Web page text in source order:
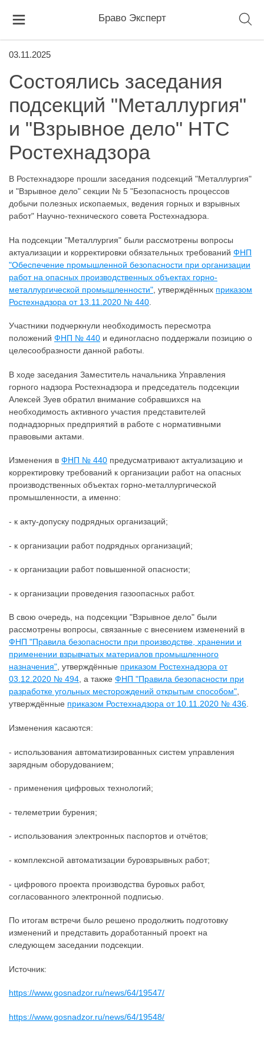
Браво Эксперт
03.11.2025
Состоялись заседания
подсекций "Металлургия"
и "Взрывное дело" НТС
Ростехнадзора
В Ростехнадзоре прошли заседания подсекций "Металлургия"
и "Взрывное дело" секции № 5 "Безопасность процессов
добычи полезных ископаемых, ведения горных и взрывных
работ" Научно-технического совета Ростехнадзора.
На подсекции "Металлургия" были рассмотрены вопросы
актуализации и корректировки обязательных требований ФНП
"Обеспечение промышленной безопасности при организации
работ на опасных производственных объектах горно-
металлургической промышленности" , утверждённых приказом
Ростехнадзора от 13.11.2020 № 440
Участники подчеркнули необходимость пересмотра
положений ФНП № 440 и единогласно поддержали позицию о
целесообразности данной работы.
В ходе заседания Заместитель начальника Управления
горного надзора Ростехнадзора и председатель подсекции
Алексей Зуев обратил внимание собравшихся на
необходимость активного участия представителей
поднадзорных предприятий в работе с нормативными
правовыми актами.
Изменения в ФНП № 440 предусматривают актуализацию и
корректировку требований к организации работ на опасных
производственных объектах горно-металлургической
промышленности, а именно:
- к акту-допуску подрядных организаций;
- к организации работ подрядных организаций;
- к организации работ повышенной опасности;
- к организации проведения газоопасных работ.
В свою очередь, на подсекции "Взрывное дело" были
рассмотрены вопросы, связанные с внесением изменений в
ФНП "Правила безопасности при производстве, хранении и
применении взрывчатых материалов промышленного
назначения", утверждённые приказом Ростехнадзора от
03.12.2020 № 494, а также ФНП "Правила безопасности при
разработке угольных месторождений открытым способом",
утверждённые приказом Ростехнадзора от 10.11.2020 № 436.
Изменения касаются:
- использования автоматизированных систем управления
зарядным оборудованием;
- применения цифровых технологий;
- телеметрии бурения;
- использования электронных паспортов и отчётов;
- комплексной автоматизации буровзрывных работ;
- цифрового проекта производства буровых работ,
согласованного электронной подписью.
По итогам встречи было решено продолжить подготовку
изменений и представить доработанный проект на
следующем заседании подсекции.
Источник:
https://www.gosnadzor.ru/news/64/19547/
https://www.gosnadzor.ru/news/64/19548/